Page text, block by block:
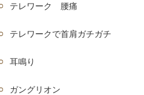
テレワーク 腰痛
テレワークで首肩ガチガチ
耳鳴り
ガングリオン